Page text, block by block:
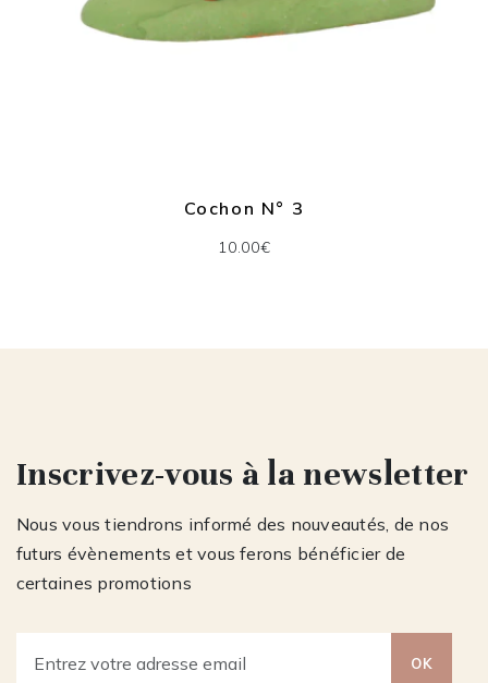
Cochon N° 3
10.00€
Inscrivez-vous à la newsletter
Nous vous tiendrons informé des nouveautés, de nos
futurs évènements et vous ferons bénéficier de
certaines promotions
OK